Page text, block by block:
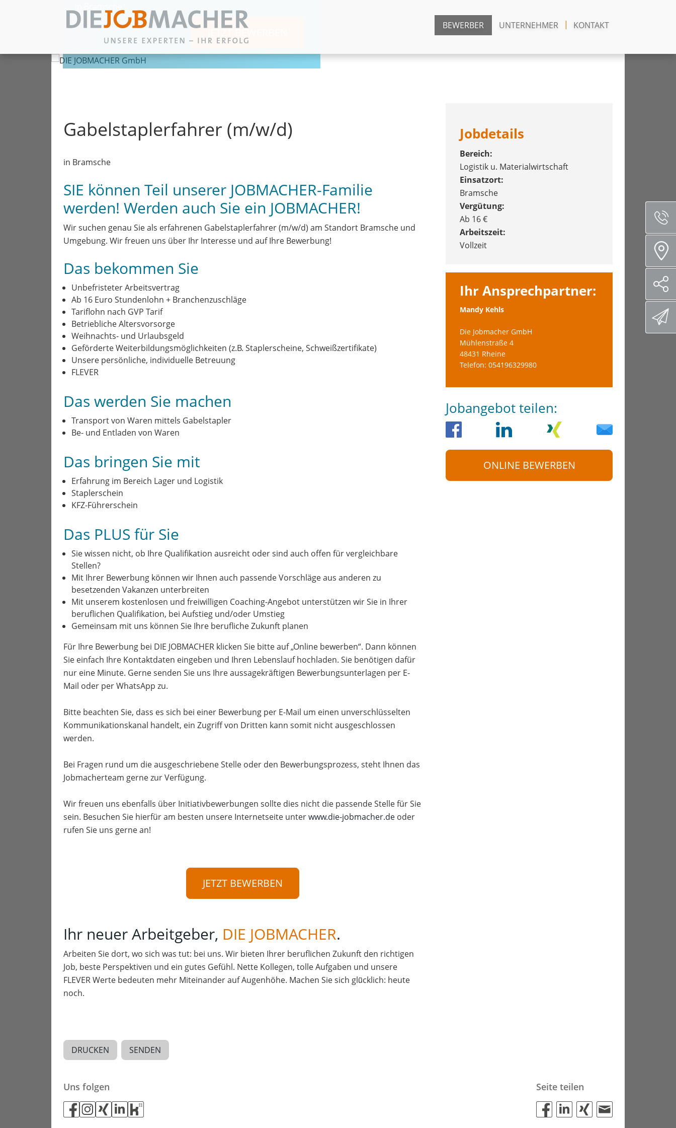
Zum Inhalt springen
BEWERBER UNTERNEHMER KONTAKT
JETZT BEWERBEN
Gabelstaplerfahrer (m/w/d)
in Bramsche
SIE können Teil unserer JOBMACHER-Familie
werden! Werden auch Sie ein JOBMACHER!
Wir suchen genau Sie als erfahrenen Gabelstaplerfahrer (m/w/d) am Standort Bramsche und
Umgebung. Wir freuen uns über Ihr Interesse und auf Ihre Bewerbung!
Das bekommen Sie
Unbefristeter Arbeitsvertrag
Ab 16 Euro Stundenlohn + Branchenzuschläge
Tariflohn nach GVP Tarif
Betriebliche Altersvorsorge
Weihnachts- und Urlaubsgeld
Geförderte Weiterbildungsmöglichkeiten (z.B. Staplerscheine, Schweißzertifikate)
Unsere persönliche, individuelle Betreuung
FLEVER
Das werden Sie machen
Transport von Waren mittels Gabelstapler
Be- und Entladen von Waren
Das bringen Sie mit
Erfahrung im Bereich Lager und Logistik
Staplerschein
KFZ-Führerschein
Das PLUS für Sie
Sie wissen nicht, ob Ihre Qualifikation ausreicht oder sind auch offen für vergleichbare
Stellen?
Mit Ihrer Bewerbung können wir Ihnen auch passende Vorschläge aus anderen zu
besetzenden Vakanzen unterbreiten
Mit unserem kostenlosen und freiwilligen Coaching-Angebot unterstützen wir Sie in Ihrer
beruflichen Qualifikation, bei Aufstieg und/oder Umstieg
Gemeinsam mit uns können Sie Ihre berufliche Zukunft planen
Für Ihre Bewerbung bei DIE JOBMACHER klicken Sie bitte auf „Online bewerben“. Dann können
Sie einfach Ihre Kontaktdaten eingeben und Ihren Lebenslauf hochladen. Sie benötigen dafür
nur eine Minute. Gerne senden Sie uns Ihre aussagekräftigen Bewerbungsunterlagen per E-
Mail oder per WhatsApp zu.
Bitte beachten Sie, dass es sich bei einer Bewerbung per E-Mail um einen unverschlüsselten
Kommunikationskanal handelt, ein Zugriff von Dritten kann somit nicht ausgeschlossen
werden.
Bei Fragen rund um die ausgeschriebene Stelle oder den Bewerbungsprozess, steht Ihnen das
Jobmacherteam gerne zur Verfügung.
Wir freuen uns ebenfalls über Initiativbewerbungen sollte dies nicht die passende Stelle für Sie
sein. Besuchen Sie hierfür am besten unsere Internetseite unterwww.die-jobmacher.de oder
rufen Sie uns gerne an!
JETZT BEWERBEN
Ihr neuer Arbeitgeber, DIE JOBMACHER.
Arbeiten Sie dort, wo sich was tut: bei uns. Wir bieten Ihrer beruflichen Zukunft den richtigen
Job, beste Perspektiven und ein gutes Gefühl. Nette Kollegen, tolle Aufgaben und unsere
FLEVER Werte bedeuten mehr Miteinander auf Augenhöhe. Machen Sie sich glü̈cklich: heute
noch.
Jobdetails
Bereich:
Logistik u. Materialwirtschaft
Einsatzort:
Bramsche
Vergütung:
Ab 16 €
Arbeitszeit:
Vollzeit
Ihr Ansprechpartner:
Mandy Kehls
Die Jobmacher GmbH
Mühlenstraße 4
48431 Rheine
Telefon: 054196329980
Jobangebot teilen:
ONLINE BEWERBEN
DRUCKEN SENDEN
Uns folgen Seite teilen